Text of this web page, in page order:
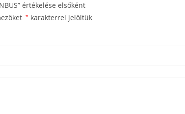
értékelése elsőként
* karakterrel jelöltük